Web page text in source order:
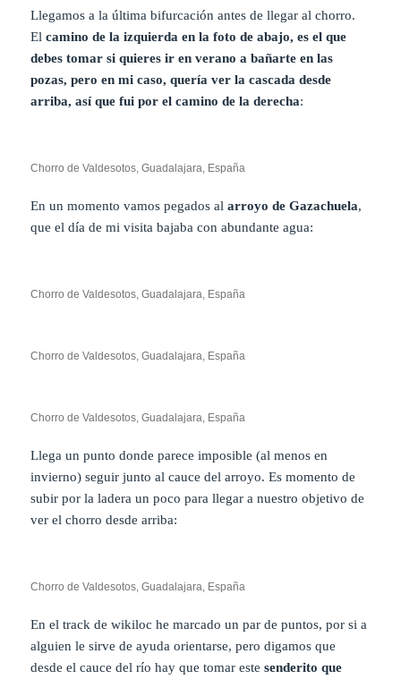
Llegamos a la última bifurcación antes de llegar al chorro.
Elcamino de la izquierda en la foto de abajo, es el que
debes tomar si quieres ir en verano a bañarte en las
pozas, pero en mi caso, quería ver la cascada desde
arriba, así que fui por el camino de la derecha:
Chorro de Valdesotos, Guadalajara, España
En un momento vamos pegados alarroyo de Gazachuela,
que el día de mi visita bajaba con abundante agua:
Chorro de Valdesotos, Guadalajara, España
Chorro de Valdesotos, Guadalajara, España
Chorro de Valdesotos, Guadalajara, España
Llega un punto donde parece imposible (al menos en
invierno) seguir junto al cauce del arroyo. Es momento de
subir por la ladera un poco para llegar a nuestro objetivo de
ver el chorro desde arriba:
Chorro de Valdesotos, Guadalajara, España
En el track de wikiloc he marcado un par de puntos, por si a
alguien le sirve de ayuda orientarse, pero digamos que
desde el cauce del río hay que tomar estesenderito que